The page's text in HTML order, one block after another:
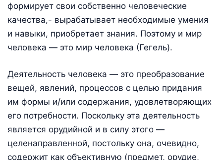
формирует свои собственно человеческие
качества,- вырабатывает необходимые умения
и навыки, приобретает знания. Поэтому и мир
человека — это мир человека (Гегель).
Деятельность человека — это преобразование
вещей, явлений, процессов с целью придания
им формы и/или содержания, удовлетворяющих
его потребности. Поскольку эта деятельность
является орудийной и в силу этого —
целенаправленной, постольку она, очевидно,
содержит как объективную (предмет, орудие,